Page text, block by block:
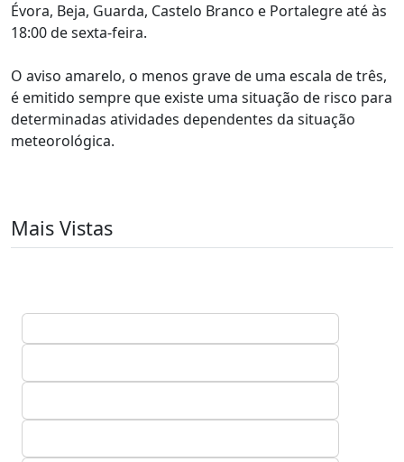
Évora, Beja, Guarda, Castelo Branco e Portalegre até às
18:00 de sexta-feira.
O aviso amarelo, o menos grave de uma escala de três,
é emitido sempre que existe uma situação de risco para
determinadas atividades dependentes da situação
meteorológica.
Mais Vistas